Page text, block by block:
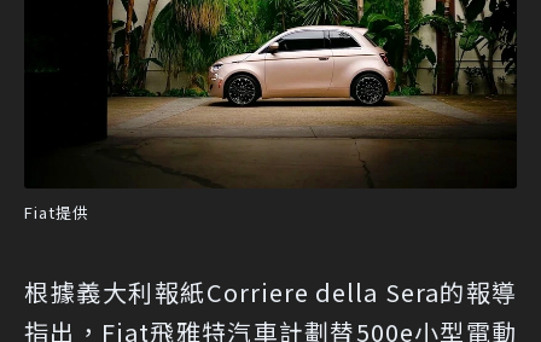
Fiat提供
根據義大利報紙Corriere della Sera的報導
指出，Fiat飛雅特汽車計劃替500e小型電動